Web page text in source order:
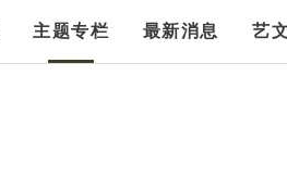
主题专栏 最新消息 艺